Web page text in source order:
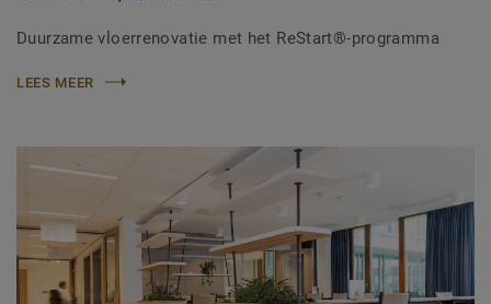
Duurzame vloerrenovatie met het ReStart®-programma
LEES MEER